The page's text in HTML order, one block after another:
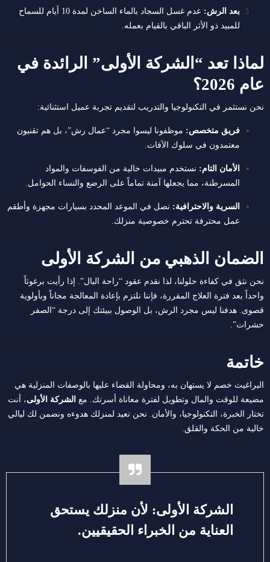
بعد الرش:
عدم غسل السجاد بالماء الساخن لمدة 10 أيام للسماح
للمبيد ذو الأثر الباقي بالقيام بعمله.
لماذا تعد “الشركة الأولى” الرائدة في
عام 2026؟
نحن نستثمر في التكنولوجيا والتدريب لتقديم تجربة عميل استثنائية:
فريق متخصص: موظفونا ليسوا مجرد “عمال رش”، بل هم تقنيون
معتمدون في سلوك الآفات.
الأمان التام: نستخدم مبيدات خالية من الفوسفات والمواد
المسرطنة، مما يجعلها آمنة تماماً على الرضع والنساء الحوامل.
السرية والاحترافية: نصل في الموعد المحدد بسيارات مجهزة وأطقم
عمل محترفة تحترم خصوصية منزلك.
الضمان الذهبي من الشركة الأولى
نحن نثق في كفاءة حلولنا، لذا نقدم عقود “راحة البال”. إذا رأيت برغوثاً
واحداً بعد فترة العلاج المقررة، فإننا نلتزم بإعادة المعالجة مجاناً وبأولوية
قصوى. هدفنا ليس مجرد الرش، بل الوصول ببيئتك إلى درجة “الصفر
حشرات”.
خاتمة
البراغيث خصم لا يستهان به، ومحاولة القضاء عليها بالوصفات المنزلية هي
مضيعة للوقت والمال وتطويل لفترة معاناة أسرتك. مع الشركة الأولى، أنت
تختار الخبرة، التكنولوجيا، والأمان. نحن نعيد لمنزلك هدوءه ونضمن لك ليالي
خالية من الحكة والقلق.
الشركة الأولى: لأن منزلك يستحق
العناية من الخبراء الحقيقيين.